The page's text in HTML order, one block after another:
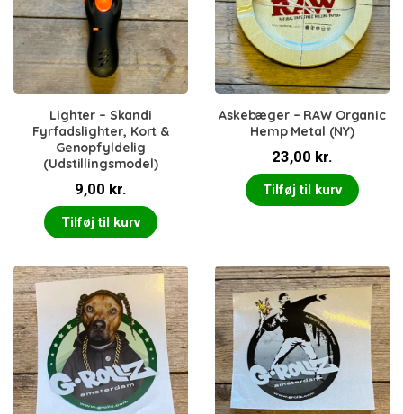
Lighter – Skandi
Fyrfadslighter, Kort &
Genopfyldelig
(Udstillingsmodel)
9,00 kr.
Tilføj til kurv
Askebæger – RAW Organic
Hemp Metal (NY)
23,00 kr.
Tilføj til kurv